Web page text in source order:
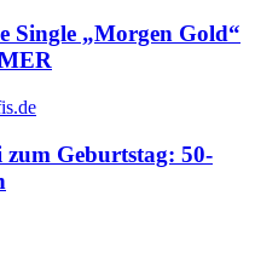
Single „Morgen Gold“
Geburtstag: 50-